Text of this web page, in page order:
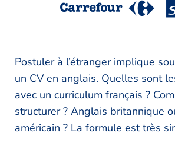
Postuler à l’étranger implique
un CV en anglais. Quelles sont
avec un curriculum français ?
structurer ? Anglais britannique
américain ? La formule est très